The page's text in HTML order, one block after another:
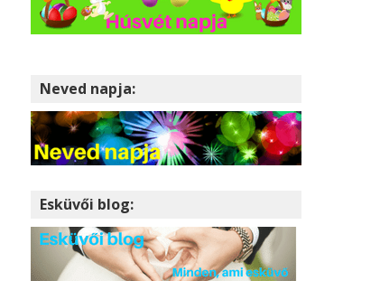
Neved napja:
Esküvői blog: